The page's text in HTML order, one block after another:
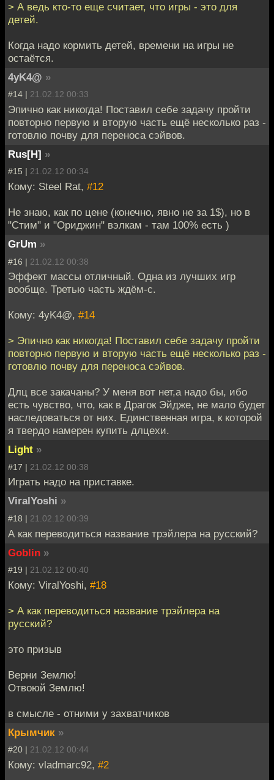
> А ведь кто-то еще считает, что игры - это для
детей.
Когда надо кормить детей, времени на игры не
остаётся.
4yK4@ »
#14 | 21.02.12 00:33
Эпично как никогда! Поставил себе задачу пройти
повторно первую и вторую часть ещё несколько раз -
готовлю почву для переноса сэйвов.
Rus[H] »
#15 | 21.02.12 00:34
Кому: Steel Rat, #12
Не знаю, как по цене (конечно, явно не за 1$), но в
"Стим" и "Ориджин" вэлкам - там 100% есть )
GrUm »
#16 | 21.02.12 00:38
Эффект массы отличный. Одна из лучших игр
вообще. Третью часть ждём-с.
Кому: 4yK4@, #14
> Эпично как никогда! Поставил себе задачу пройти
повторно первую и вторую часть ещё несколько раз -
готовлю почву для переноса сэйвов.
Длц все закачаны? У меня вот нет,а надо бы, ибо
есть чувство, что, как в Драгок Эйдже, не мало будет
наследоваться от них. Единственная игра, к которой
я твердо намерен купить длцехи.
Light »
#17 | 21.02.12 00:38
Играть надо на приставке.
ViralYoshi »
#18 | 21.02.12 00:39
А как переводиться название трэйлера на русский?
Goblin »
#19 | 21.02.12 00:40
Кому: ViralYoshi, #18
> А как переводиться название трэйлера на
русский?
это призыв
Верни Землю!
Отвоюй Землю!
в смысле - отними у захватчиков
Крымчик »
#20 | 21.02.12 00:44
Кому: vladmarc92, #2